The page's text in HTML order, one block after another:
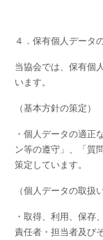
４．保有個人データ
当協会では、保有個
います。
（基本方針の策定）
・個人データの適正
ン等の遵守」、「質
策定しています。
（個人データの取扱
・取得、利用、保存
責任者・担当者及び